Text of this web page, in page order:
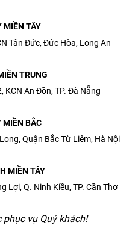
MIỀN TÂY
Tân Đức, Đức Hòa, Long An
TRUNG
KCN An Đồn, TP. Đà Nẵng
MIỀN BẮC
Quận Bắc Từ Liêm, Hà Nội
MIỀN TÂY
Lợi, Q. Ninh Kiều, TP. Cần Thơ
vụ Quý khách!